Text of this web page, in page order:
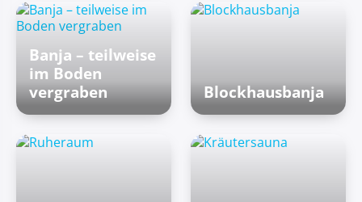
Banja – teilweise
im Boden
vergraben
Blockhausbanja